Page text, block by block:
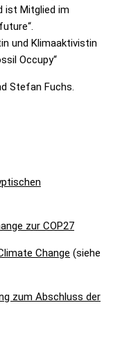
ist Mitglied im
und Klimaaktivistin
Occupy“
Stefan Fuchs.
zur COP27
Change (siehe
zum Abschluss der